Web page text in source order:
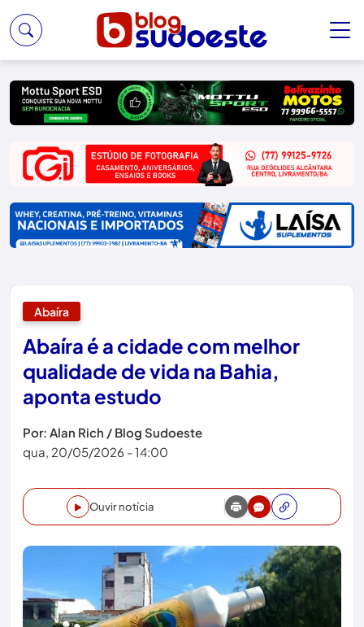
Abaíra
Abaíra é a cidade com melhor
qualidade de vida na Bahia,
aponta estudo
Por: Alan Rich / Blog Sudoeste
qua, 20/05/2026 - 14:00
Ouvir notícia